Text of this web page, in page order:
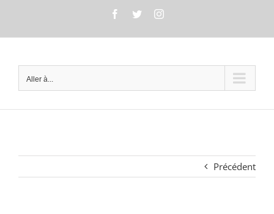
Facebook
TwitterInstagram
Aller à...
Précédent